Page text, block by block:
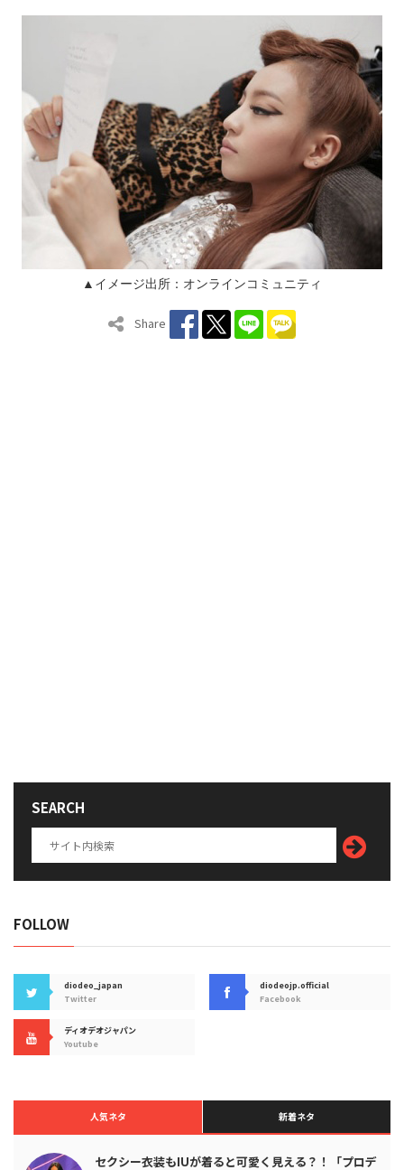
▲イメージ出所：オンラインコミュニティ
Share
SEARCH
FOLLOW
diodeo_japan
Twitter
diodeojp.official
Facebook
ディオデオジャパン
Youtube
人気ネタ 新着ネタ
セクシー衣装もIUが着ると可愛く見える？！「プロデ